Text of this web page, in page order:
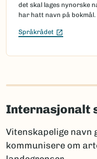
det skal lages nynorske
har hatt navn på bokmål.
Språkrådet (Ekstern
Internasjonalt
Vitenskapelige navn
kommunisere om